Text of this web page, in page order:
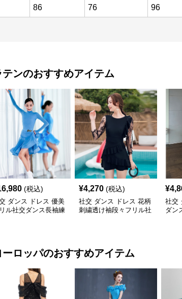
86 76 96
テンのおすすめアイテム
(税込)
ダンス ドレス 優美
ル社交ダンス長袖練
¥4,270 (税込)
社交 ダンス ドレス 花柄
刺繍透け袖段々フリル社
¥
社交
ダン
ーロッパのおすすめアイテム